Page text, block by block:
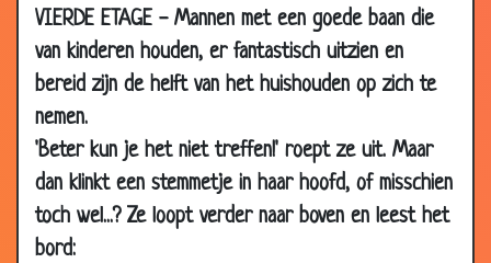
VIERDE ETAGE - Mannen met een goede baan die
van kinderen houden, er fantastisch uitzien en
bereid zijn de helft van het huishouden op zich te
nemen.
'Beter kun je het niet treffen!' roept ze uit. Maar
dan klinkt een stemmetje in haar hoofd, of misschien
toch wel...? Ze loopt verder naar boven en leest het
bord: